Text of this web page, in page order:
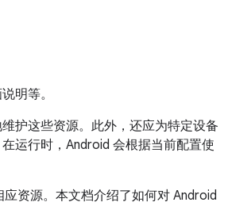
明等。
护这些资源。此外，还应为特定设备
运行时，Android 会根据当前配置使
资源。本文档介绍了如何对 Android